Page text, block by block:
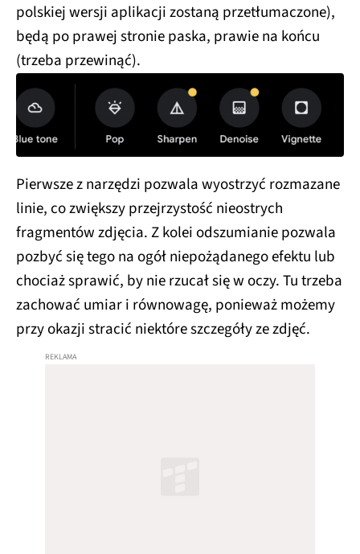
polskiej wersji aplikacji zostaną przetłumaczone),
będą po prawej stronie paska, prawie na końcu
(trzeba przewinąć).
Pierwsze z narzędzi pozwala wyostrzyć rozmazane
linie, co zwiększy przejrzystość nieostrych
fragmentów zdjęcia. Z kolei odszumianie pozwala
pozbyć się tego na ogół niepożądanego efektu lub
chociaż sprawić, by nie rzucał się w oczy. Tu trzeba
zachować umiar i równowagę, ponieważ możemy
przy okazji stracić niektóre szczegóły ze zdjęć.